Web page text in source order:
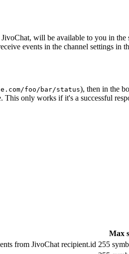
JivoChat, will be available to you in
events in the channel settings in
foo/bar/status), then in the
This only works if it's a successful
Max
from JivoChat recipient.id 255